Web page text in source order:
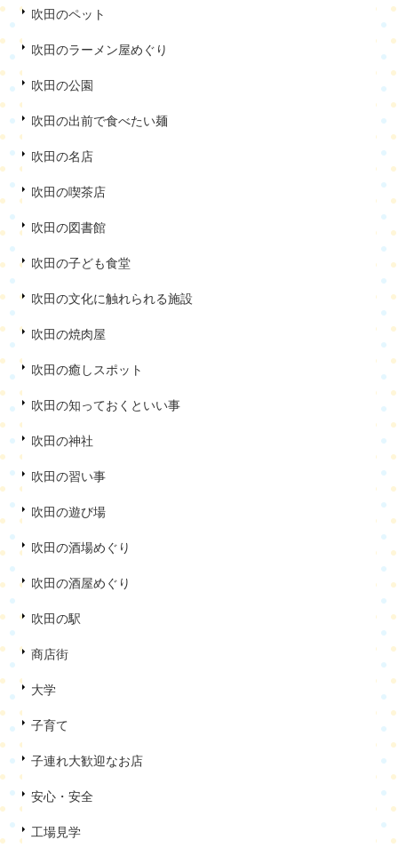
吹田のペット
吹田のラーメン屋めぐり
吹田の公園
吹田の出前で食べたい麺
吹田の名店
吹田の喫茶店
吹田の図書館
吹田の子ども食堂
吹田の文化に触れられる施設
吹田の焼肉屋
吹田の癒しスポット
吹田の知っておくといい事
吹田の神社
吹田の習い事
吹田の遊び場
吹田の酒場めぐり
吹田の酒屋めぐり
吹田の駅
商店街
大学
子育て
子連れ大歓迎なお店
安心・安全
工場見学